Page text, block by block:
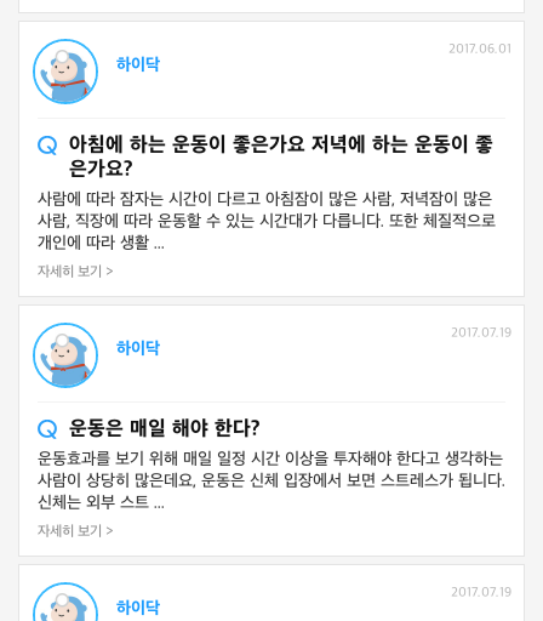
하이닥
2017.06.01
아침에 하는 운동이 좋은가요 저녁에 하는 운동이 좋
은가요?
사람에 따라 잠자는 시간이 다르고 아침잠이 많은 사람, 저녁잠이 많은
사람, 직장에 따라 운동할 수 있는 시간대가 다릅니다. 또한 체질적으로
개인에 따라 생활 ...
자세히 보기 >
하이닥
2017.07.19
운동은 매일 해야 한다?
운동효과를 보기 위해 매일 일정 시간 이상을 투자해야 한다고 생각하는
사람이 상당히 많은데요, 운동은 신체 입장에서 보면 스트레스가 됩니다.
신체는 외부 스트 ...
자세히 보기 >
하이닥
2017.07.19